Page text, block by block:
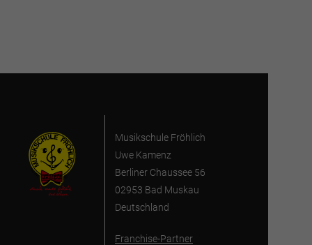
Musikschule Fröhlich
Uwe Kamenz
Berliner Chaussee 56
02953 Bad Muskau
Deutschland
Franchise-Partner